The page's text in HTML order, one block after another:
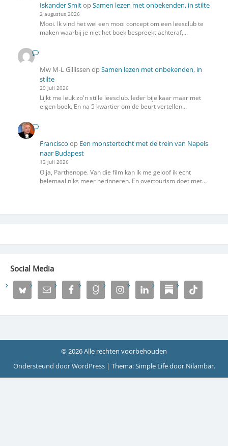
Iskander SmitopSamen lezen met onbekenden, in stilte
2 augustus 2026
Mooi. Ik vind het wel een mooi concept om een leesclub te
maken waarbij je niet het boek bespreekt achteraf,…
Mw M-L Gillissen opSamen lezen met onbekenden, in
stilte
29 juli 2026
Lijkt me leuk zo'n stille leesclub. Ieder bijelkaar maar met
eigen boek. En na 5 kwartier om de beurt vertellen…
Francisco op Een monstertocht met de trein van Napels
naar Budapest
13 juli 2026
O ja, Parthenope. Van die film kan ik me geloof ik echt
helemaal niks meer herinneren. En overtourism doet met…
Social Media
© 2026 Alle rechten voorbehouden
Ondersteund door WordPress | Thema: Simple Life door Nilambar.